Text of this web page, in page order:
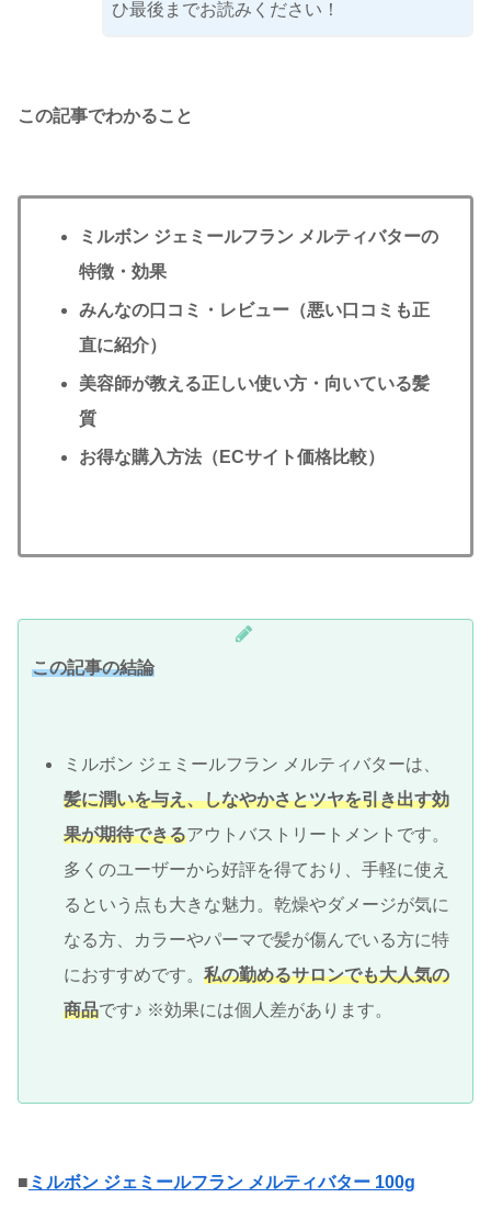
ひ最後までお読みください！
この記事でわかること
ミルボン ジェミールフラン メルティバターの
特徴・効果
みんなの口コミ・レビュー（悪い口コミも正
直に紹介）
美容師が教える正しい使い方・向いている髪
質
お得な購入方法（ECサイト価格比較）
この記事の結論
ミルボン ジェミールフラン メルティバターは、
髪に潤いを与え、しなやかさとツヤを引き出す効
果が期待できるアウトバストリートメントです。
多くのユーザーから好評を得ており、手軽に使え
るという点も大きな魅力。乾燥やダメージが気に
なる方、カラーやパーマで髪が傷んでいる方に特
におすすめです。私の勤めるサロンでも大人気の
商品です♪ ※効果には個人差があります。
■ ミルボン ジェミールフラン メルティバター 100g